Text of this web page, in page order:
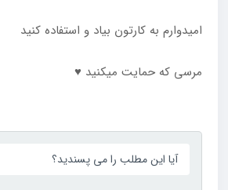
امیدوارم به کارتون بیاد و استفاده کنید
مرسی که حمایت میکنید ♥
آیا این مطلب را می پسندید؟